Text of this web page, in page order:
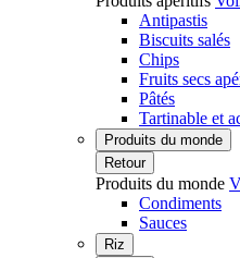
Antipastis
Biscuits salés
Chips
Fruits secs
Pâtés
Tartinable et
Produits du monde
Retour
Produits du monde
Condiments
Sauces
Riz